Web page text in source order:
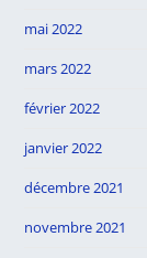
mai 2022
mars 2022
février 2022
janvier 2022
décembre 2021
novembre 2021